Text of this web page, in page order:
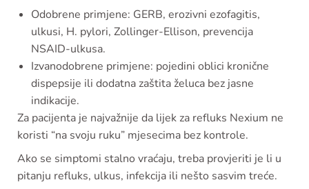
Odobrene primjene: GERB, erozivni ezofagitis,
ulkusi, H. pylori, Zollinger-Ellison, prevencija
NSAID-ulkusa.
Izvanodobrene primjene: pojedini oblici kronične
dispepsije ili dodatna zaštita želuca bez jasne
indikacije.
Za pacijenta je najvažnije da lijek za refluks Nexium ne
koristi “na svoju ruku” mjesecima bez kontrole.
Ako se simptomi stalno vraćaju, treba provjeriti je li u
pitanju refluks, ulkus, infekcija ili nešto sasvim treće.